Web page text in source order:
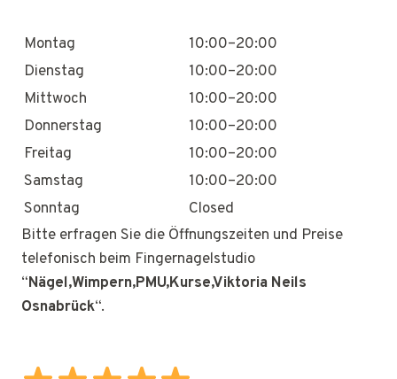
Montag
10:00–20:00
Dienstag
10:00–20:00
Mittwoch
10:00–20:00
Donnerstag
10:00–20:00
Freitag
10:00–20:00
Samstag
10:00–20:00
Sonntag
Closed
Bitte erfragen Sie die Öffnungszeiten und Preise
telefonisch beim Fingernagelstudio
“Nägel,Wimpern,PMU,Kurse,Viktoria Neils
Osnabrück“.